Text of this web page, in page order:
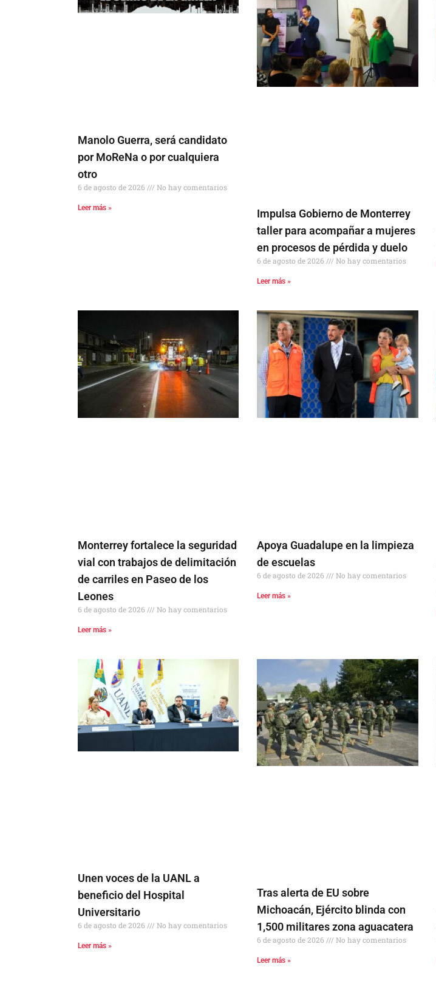
Manolo Guerra, será candidato
por MoReNa o por cualquiera
otro
6 de agosto de 2026 No hay comentarios
Leer más »
Impulsa Gobierno de Monterrey
taller para acompañar a mujeres
en procesos de pérdida y duelo
6 de agosto de 2026 No hay comentarios
Leer más »
Monterrey fortalece la seguridad
vial con trabajos de delimitación
de carriles en Paseo de los
Leones
6 de agosto de 2026 No hay comentarios
Leer más »
Apoya Guadalupe en la limpieza
de escuelas
6 de agosto de 2026 No hay comentarios
Leer más »
Unen voces de la UANL a
beneficio del Hospital
Universitario
6 de agosto de 2026 No hay comentarios
Leer más »
Tras alerta de EU sobre
Michoacán, Ejército blinda con
1,500 militares zona aguacatera
6 de agosto de 2026 No hay comentarios
Leer más »